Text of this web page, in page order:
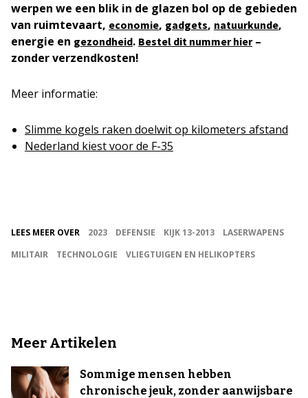
werpen we een blik in de glazen bol op de gebieden
van ruimtevaart, economie, gadgets, natuurkunde,
energie en gezondheid. Bestel dit nummer hier–
zonder verzendkosten!
Meer informatie:
Slimme kogels raken doelwit op kilometers afstand
Nederland kiest voor de F-35
LEES MEER OVER 2023 DEFENSIE KIJK 13-2013
LASERWAPENS
MILITAIR
TECHNOLOGIE VLIEGTUIGEN EN HELIKOPTERS
Meer Artikelen
Sommige mensen hebben
chronische jeuk, zonder aanwijsbare